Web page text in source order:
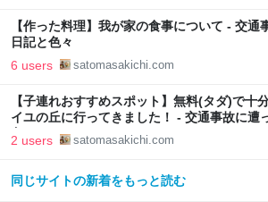
【作った料理】我が家の食事について - 交通
日記と色々
6 users satomasakichi.com
【子連れおすすめスポット】無料(タダ)で十
イユの丘に行ってきました！ - 交通事故に遭
色々
2 users satomasakichi.com
同じサイトの新着をもっと読む